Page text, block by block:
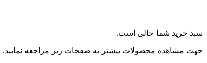
سبد خرید شما خالی است.
جهت مشاهده محصولات بیشتر به صفحات زیر مراجعه نمایید.